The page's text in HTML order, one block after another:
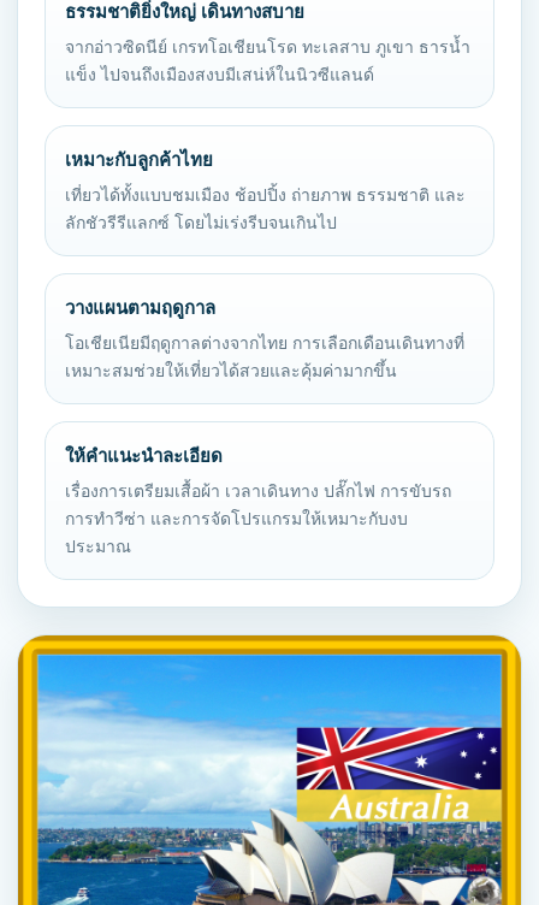
ธรรมชาติยิ่งใหญ่ เดินทางสบาย
จากอ่าวซิดนีย์ เกรทโอเชียนโรด ทะเลสาบ ภูเขา ธารน้ำ
แข็ง ไปจนถึงเมืองสงบมีเสน่ห์ในนิวซีแลนด์
เหมาะกับลูกค้าไทย
เที่ยวได้ทั้งแบบชมเมือง ช้อปปิ้ง ถ่ายภาพ ธรรมชาติ และ
ลักชัวรีรีแลกซ์ โดยไม่เร่งรีบจนเกินไป
วางแผนตามฤดูกาล
โอเชียเนียมีฤดูกาลต่างจากไทย การเลือกเดือนเดินทางที่
เหมาะสมช่วยให้เที่ยวได้สวยและคุ้มค่ามากขึ้น
ให้คำแนะนำละเอียด
เรื่องการเตรียมเสื้อผ้า เวลาเดินทาง ปลั๊กไฟ การขับรถ
การทำวีซ่า และการจัดโปรแกรมให้เหมาะกับงบ
ประมาณ